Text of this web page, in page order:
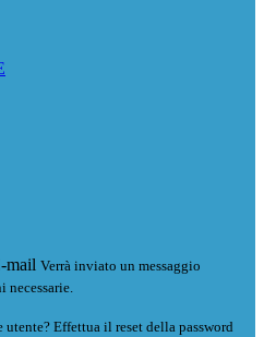
mail Verrà inviato un messaggio
Effettua il reset della password